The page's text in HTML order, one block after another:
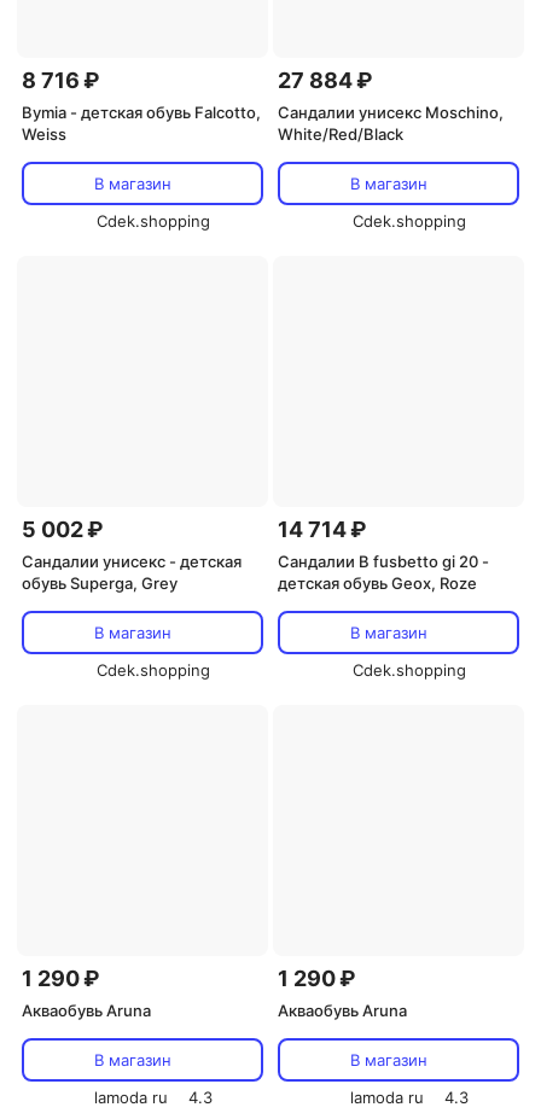
8 716 ₽
Bymia - детская обувь Falcotto,
Weiss
В магазин
Cdek.shopping
27 884 ₽
Сандалии унисекс Moschino,
White/Red/Black
В магазин
Cdek.shopping
5 002 ₽
Сандалии унисекс - детская
обувь Superga, Grey
В магазин
Cdek.shopping
14 714 ₽
Сандалии B fusbetto gi 20 -
детская обувь Geox, Roze
В магазин
Cdek.shopping
1 290 ₽
Акваобувь Aruna
В магазин
lamoda ru
4.3
1 290 ₽
Акваобувь Aruna
В магазин
lamoda ru
4.3